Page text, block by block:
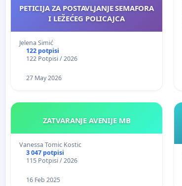
PETICIJA ZA POSTAVLJANJE SEMAFORA
I LEŽEĆEG POLICAJCA
Jelena Simić
122 potpisi
122 Potpisi / 2026
27 May 2026
ZATVARANJE AVENIJE MB
Vanessa Tomic Kostic
3 047 potpisi
115 Potpisi / 2026
16 Feb 2025